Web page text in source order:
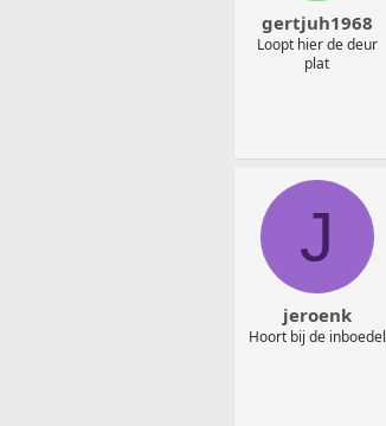
gertjuh1968
Loopt hier de deur
plat
J
jeroenk
Hoort bij de inboedel